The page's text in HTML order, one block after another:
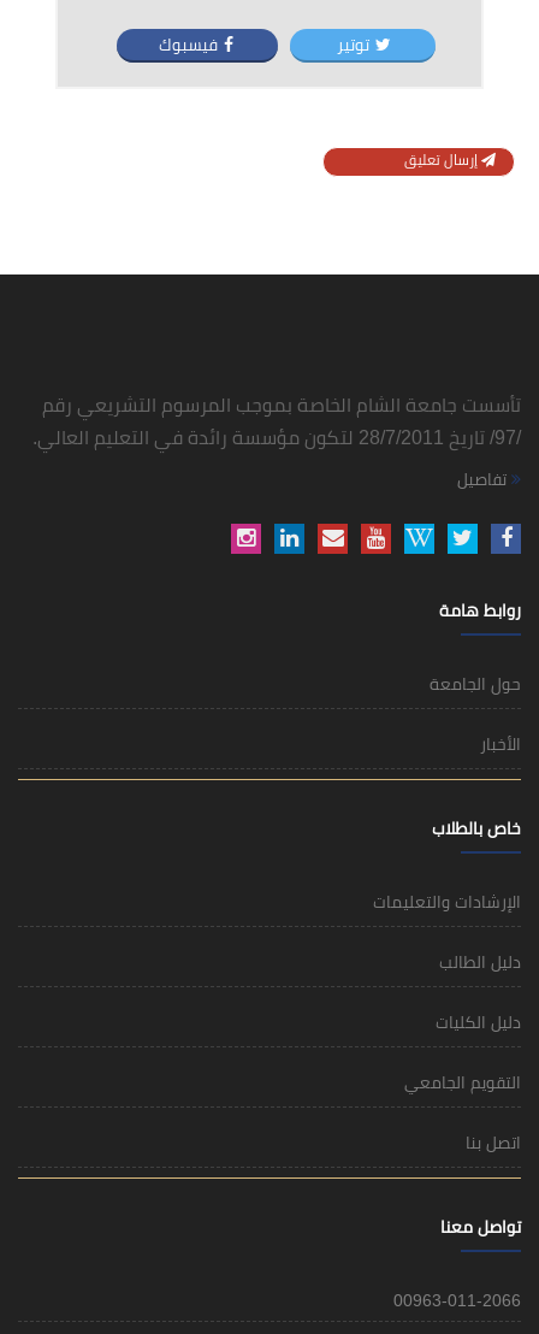
توتير فيسبوك
إرسال تعليق
تأسست جامعة الشام الخاصة بموجب المرسوم التشريعي رقم
/97/ تاريخ 28/7/2011 لتكون مؤسسة رائدة في التعليم العالي.
تفاصيل
روابط هامة
حول الجامعة
الأخبار
خاص بالطلاب
الإرشادات والتعليمات
دليل الطالب
دليل الكليات
التقويم الجامعي
اتصل بنا
تواصل معنا
00963-011-2066